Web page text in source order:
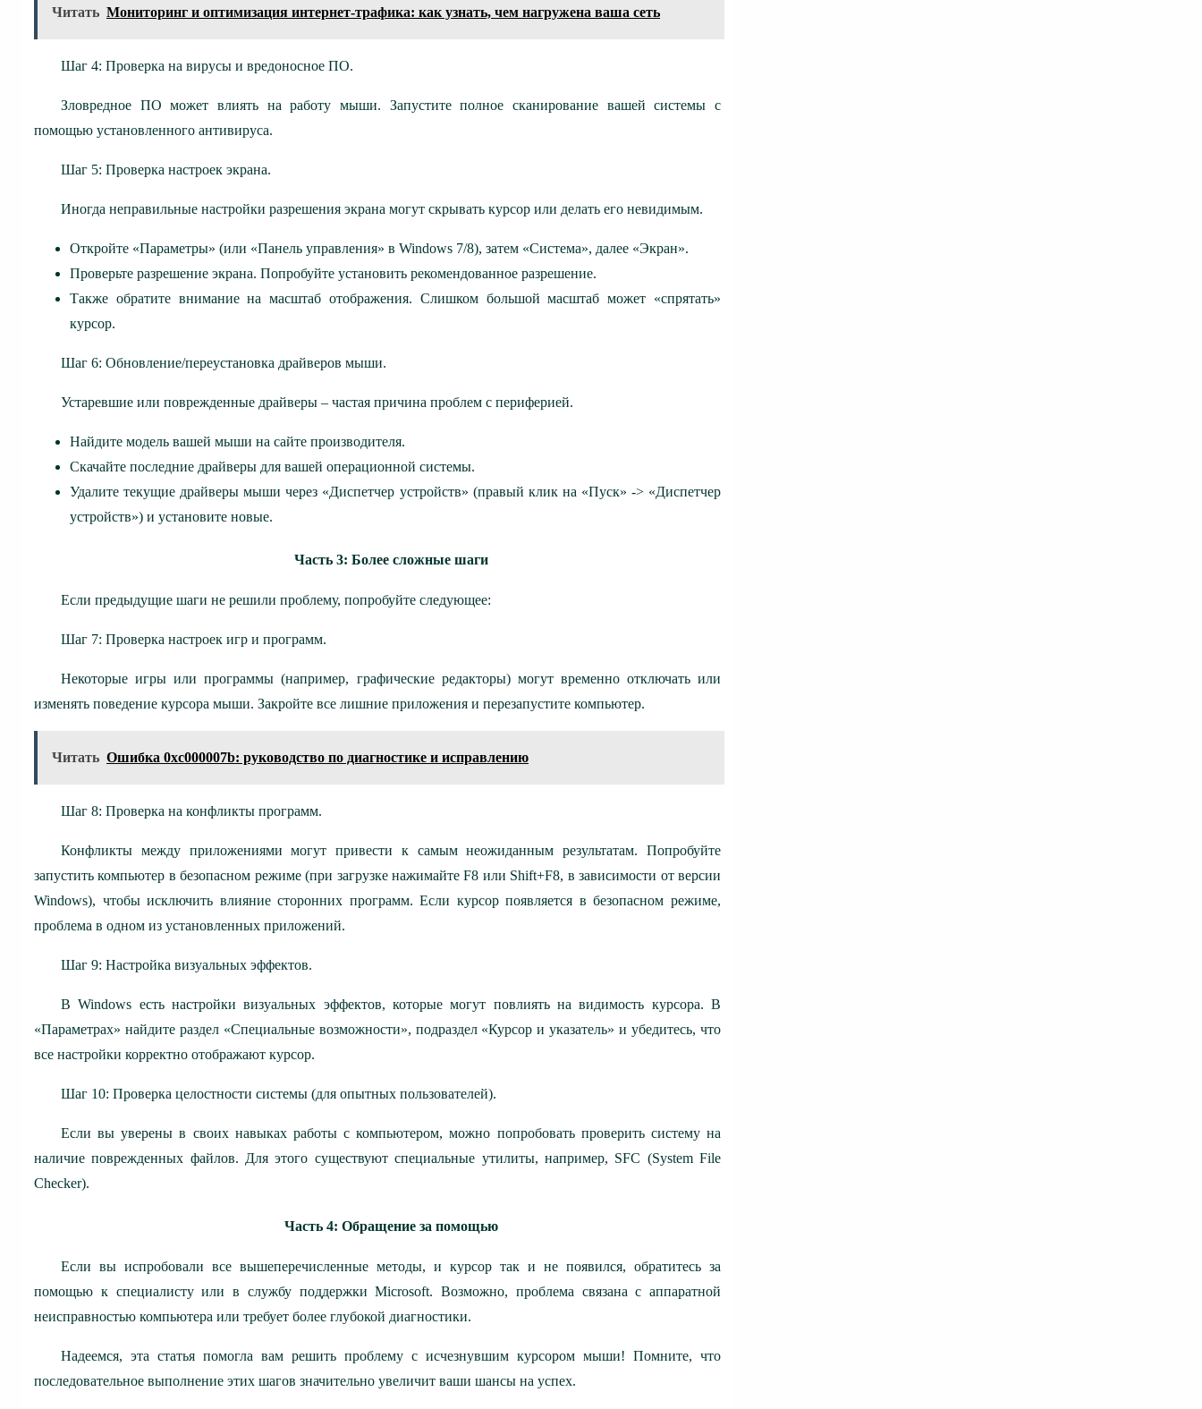
Читать Мониторинг и оптимизация интернет-трафика: как узнать, чем нагружена ваша сеть
Шаг 4: Проверка на вирусы и вредоносное ПО.
Зловредное ПО может влиять на работу мыши. Запустите полное сканирование вашей системы с
помощью установленного антивируса.
Шаг 5: Проверка настроек экрана.
Иногда неправильные настройки разрешения экрана могут скрывать курсор или делать его невидимым.
Откройте «Параметры» (или «Панель управления» в Windows 7/8), затем «Система», далее «Экран».
Проверьте разрешение экрана. Попробуйте установить рекомендованное разрешение.
Также обратите внимание на масштаб отображения. Слишком большой масштаб может «спрятать»
курсор.
Шаг 6: Обновление/переустановка драйверов мыши.
Устаревшие или поврежденные драйверы – частая причина проблем с периферией.
Найдите модель вашей мыши на сайте производителя.
Скачайте последние драйверы для вашей операционной системы.
Удалите текущие драйверы мыши через «Диспетчер устройств» (правый клик на «Пуск» -> «Диспетчер
устройств») и установите новые.
Часть 3: Более сложные шаги
Если предыдущие шаги не решили проблему, попробуйте следующее:
Шаг 7: Проверка настроек игр и программ.
Некоторые игры или программы (например, графические редакторы) могут временно отключать или
изменять поведение курсора мыши. Закройте все лишние приложения и перезапустите компьютер.
Читать Ошибка 0xc000007b: руководство по диагностике и исправлению
Шаг 8: Проверка на конфликты программ.
Конфликты между приложениями могут привести к самым неожиданным результатам. Попробуйте
запустить компьютер в безопасном режиме (при загрузке нажимайте F8 или Shift+F8, в зависимости от версии
Windows), чтобы исключить влияние сторонних программ. Если курсор появляется в безопасном режиме,
проблема в одном из установленных приложений.
Шаг 9: Настройка визуальных эффектов.
В Windows есть настройки визуальных эффектов, которые могут повлиять на видимость курсора. В
«Параметрах» найдите раздел «Специальные возможности», подраздел «Курсор и указатель» и убедитесь, что
все настройки корректно отображают курсор.
Шаг 10: Проверка целостности системы (для опытных пользователей).
Если вы уверены в своих навыках работы с компьютером, можно попробовать проверить систему на
наличие поврежденных файлов. Для этого существуют специальные утилиты, например, SFC (System File
Checker).
Часть 4: Обращение за помощью
Если вы испробовали все вышеперечисленные методы, и курсор так и не появился, обратитесь за
помощью к специалисту или в службу поддержки Microsoft. Возможно, проблема связана с аппаратной
неисправностью компьютера или требует более глубокой диагностики.
Надеемся, эта статья помогла вам решить проблему с исчезнувшим курсором мыши! Помните, что
последовательное выполнение этих шагов значительно увеличит ваши шансы на успех.